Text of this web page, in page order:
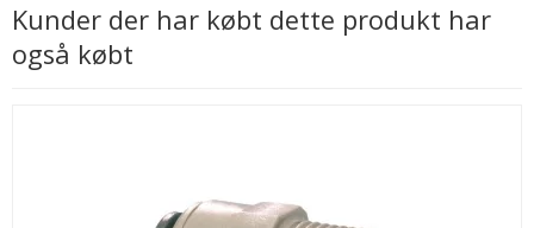
Kunder der har købt dette produkt har
også købt